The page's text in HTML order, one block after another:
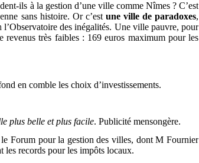
ils à la gestion d’une ville comme Nîmes ? C’est
sans histoire. Or c’est une ville de paradoxes,
l’Observatoire des inégalités. Une ville pauvre, pour
revenus très faibles : 169 euros maximum pour les
en comble les choix d’investissements.
plus belle et plus facile. Publicité mensongère.
Forum pour la gestion des villes, dont M Fournier
les records pour les impôts locaux.